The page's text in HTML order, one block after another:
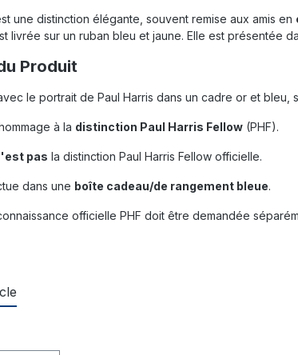
une distinction élégante, souvent remise aux amis en
livrée sur un ruban bleu et jaune. Elle est présentée
Produit
le portrait de Paul Harris dans un cadre or et bleu,
à la distinction Paul Harris Fellow (PHF).
pas la distinction Paul Harris Fellow officielle.
dans une boîte cadeau/de rangement bleue.
officielle PHF doit être demandée